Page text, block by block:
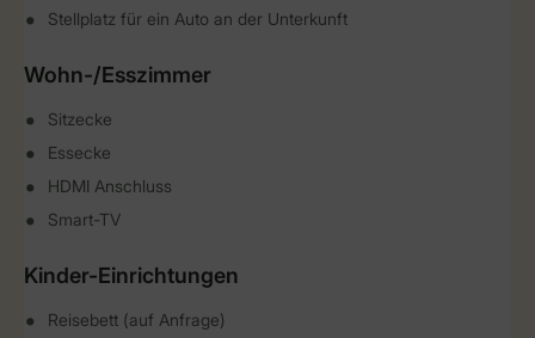
Stellplatz für ein Auto an der Unterkunft
Wohn-/Esszimmer
Sitzecke
Essecke
HDMI Anschluss
Smart-TV
Kinder-Einrichtungen
Reisebett (auf Anfrage)